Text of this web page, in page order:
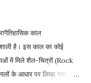
काल
है। इस काल का कोई
में मिले शैल-चित्रों (Rock
के आधार पर लिखा गया है।